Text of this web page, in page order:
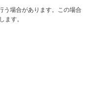
う場合があります。この場合
ます。